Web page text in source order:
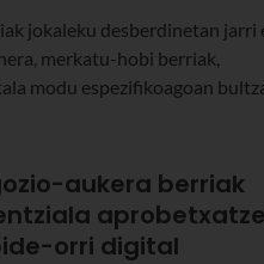
jokaleku desberdinetan jarri
merkatu-hobi berriak,
modu espezifikoagoan
aukera berriak
orri digital